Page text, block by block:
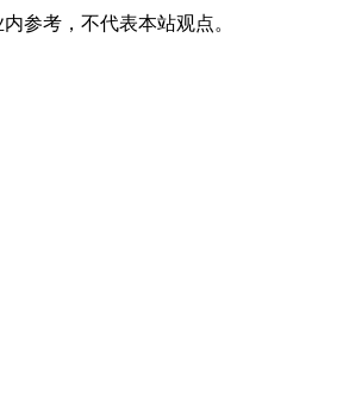
参考，不代表本站观点。